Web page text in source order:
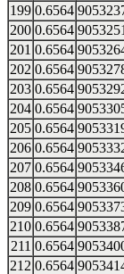
199 0.6564
200 0.6564
201 0.6564
202 0.6564
203 0.6564
204 0.6564
205 0.6564
206 0.6564
207 0.6564
208 0.6564
209 0.6564
210 0.6564
211 0.6564
212 0.6564